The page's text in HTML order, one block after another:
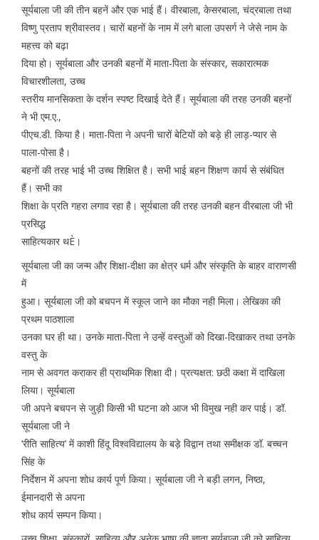
सूर्यबाला जी की तीन बहनें और एक भाई हैं। वीरबाला, केसरबाला, चंद्रबाला तथा
विष्णु प्रताप श्रीवास्तव। चारों बहनों के नाम में लगे बाला उपसर्ग ने जेसे नाम के
महत्त्व को बढ़ा
दिया हो। सूर्यबाला और उनकी बहनों में माता-पिता के संस्कार, सकारात्मक
विचारशीलता, उच्च
स्तरीय मानसिकता के दर्शन स्पष्ट दिखाई देते हैं। सूर्यबाला की तरह उनकी बहनों
ने भी एम.ए.,
पीएच.डी. किया है। माता-पिता ने अपनी चारों बेटियों को बड़े ही लाड़-प्यार से
पाला-पोसा है।
बहनों की तरह भाई भी उच्च शिक्षित है। सभी भाई बहन शिक्षण कार्य से संबंधित
हैं। सभी का
शिक्षा के प्रति गहरा लगाव रहा है। सूर्यबाला की तरह उनकी बहन वीरबाला जी भी
प्रसिद्ध
साहित्यकार थÈ।
सूर्यबाला जी का जन्म और शिक्षा-दीक्षा का क्षेत्र धर्म और संस्कृति के बाहर वाराणसी
में
हुआ। सूर्यबाला जी को बचपन में स्कूल जाने का मौका नही मिला। लेखिका की
प्रथम पाठशाला
उनका घर ही था। उनके माता-पिता ने उन्हें वस्तुओं को दिखा-दिखाकर तथा उनके
वस्तु के
नाम से अवगत कराकर ही प्राथमिक शिक्षा दी। प्रत्यक्षत: छठी कक्षा में दाखिला
लिया। सूर्यबाला
जी अपने बचपन से जुड़ी किसी भी घटना को आज भी विमुख नही कर पाई। डॉ.
सूर्यबाला जी ने
‘रीति साहित्य’ में काशी हिंदू विश्वविद्यालय के बड़े विद्वान तथा समीक्षक डॉ. बच्चन
सिंह के
निर्देशन में अपना शोध कार्य पूर्ण किया। सूर्यबाला जी ने बड़ी लगन, निष्ठा,
ईमानदारी से अपना
शोध कार्य सम्पन किया।